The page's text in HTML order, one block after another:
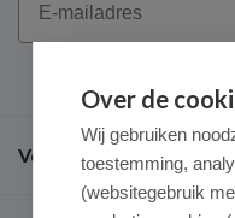
Veel gestelde vragen
Over de
Wij gebruiken
toestemming,
(websitegebruik